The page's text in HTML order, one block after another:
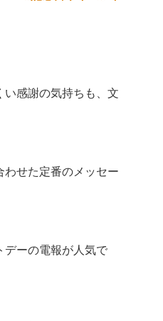
感謝の気持ちも、文
せた定番のメッセー
デーの電報が人気で